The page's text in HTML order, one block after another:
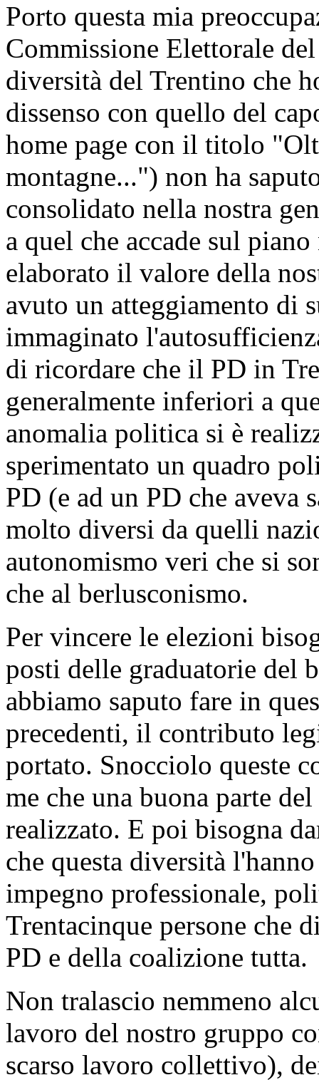
Porto questa mia
Commissione Elettorale
diversità del Trentino che
dissenso con quello del
home page con il titolo
montagne...") non ha
consolidato nella nostra
a quel che accade sul
elaborato il valore della
avuto un atteggiamento di
immaginato
di ricordare che il PD in
generalmente inferiori a
anomalia politica si è
sperimentato un quadro
PD (e ad un PD che aveva
molto diversi da quelli
autonomismo veri che si
che al berlusconismo.
Per vincere le elezioni
posti delle graduatorie del
abbiamo saputo fare in
precedenti, il contributo
portato. Snocciolo queste
me che una buona parte
realizzato. E poi bisogna
che questa diversità
impegno professionale,
Trentacinque persone che
PD e della coalizione tutta.
Non tralascio nemmeno
lavoro del nostro gruppo
scarso lavoro collettivo),